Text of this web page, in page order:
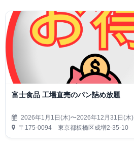
富士食品 工場直売のパン詰め放題
2026年1月1日(木)〜2026年12月31日(木)
〒175-0094 東京都板橋区成増2-35-10